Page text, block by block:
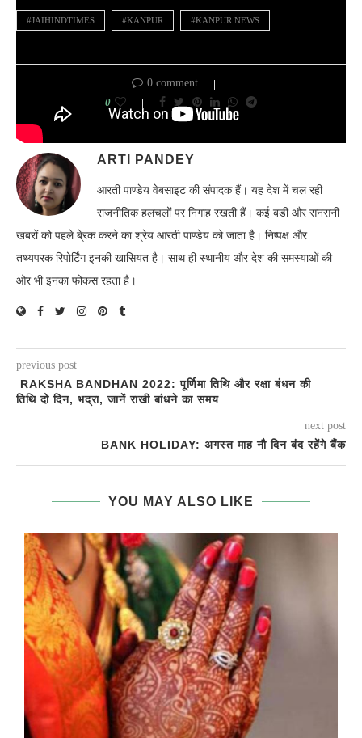
#JAIHINDTIMES #KANPUR #KANPUR NEWS
0 comment
0
ARTI PANDEY
आरती पाण्डेय वेबसाइट की संपादक हैं। यह देश में चल रही
राजनीतिक हलचलों पर निगाह रखती हैं। कई बडी और सनसनी
खबरों को पहले बे्रक करने का श्रेय आरती पाण्डेय को जाता है। निष्पक्ष और
तथ्यपरक रिपोर्टिंग इनकी खासियत है। साथ ही स्थानीय और देश की समस्याओं की
ओर भी इनका फोकस रहता है।
previous post
RAKSHA BANDHAN 2022: पूर्णिमा तिथि और रक्षा बंधन की
तिथि दो दिन, भद्रा, जानें राखी बांधने का समय
next post
BANK HOLIDAY: अगस्त माह नौ दिन बंद रहेंगे बैंक
YOU MAY ALSO LIKE